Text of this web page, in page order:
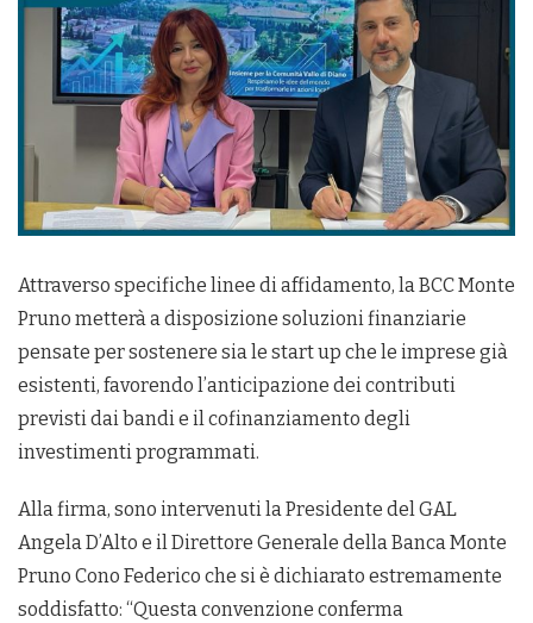
Attraverso specifiche linee di affidamento, la BCC Monte
Pruno metterà a disposizione soluzioni finanziarie
pensate per sostenere sia le start up che le imprese già
esistenti, favorendo l’anticipazione dei contributi
previsti dai bandi e il cofinanziamento degli
investimenti programmati.
Alla firma, sono intervenuti la Presidente del GAL
Angela D’Alto e il Direttore Generale della Banca Monte
Pruno Cono Federico che si è dichiarato estremamente
soddisfatto: “Questa convenzione conferma